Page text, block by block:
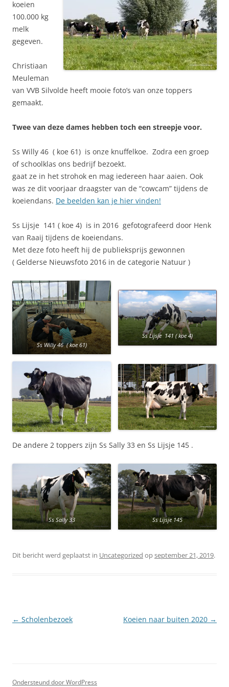
koeien
100.000 kg
melk
gegeven.
Christiaan
Meuleman
van VVB Silvolde heeft mooie foto’s van onze toppers
gemaakt.
Twee van deze dames hebben toch een streepje voor.
Ss Willy 46 ( koe 61) is onze knuffelkoe. Zodra een groep
of schoolklas ons bedrijf bezoekt.
gaat ze in het strohok en mag iedereen haar aaien. Ook
was ze dit voorjaar draagster van de “cowcam” tijdens de
koeiendans. De beelden kan je hier vinden!
Ss Lijsje 141 ( koe 4) is in 2016 gefotografeerd door Henk
van Raaij tijdens de koeiendans.
Met deze foto heeft hij de publieksprijs gewonnen
( Gelderse Nieuwsfoto 2016 in de categorie Natuur )
Ss Willy 46 ( koe 61)
Ss Lijsje 141 ( koe 4)
De andere 2 toppers zijn Ss Sally 33 en Ss Lijsje 145 .
Ss Sally 33 Ss Lijsje 145
Dit bericht werd geplaatst in Uncategorized opseptember 21, 2019.
Berichtnavigatie
← Scholenbezoek Koeien naar buiten 2020 →
Ondersteund door WordPress